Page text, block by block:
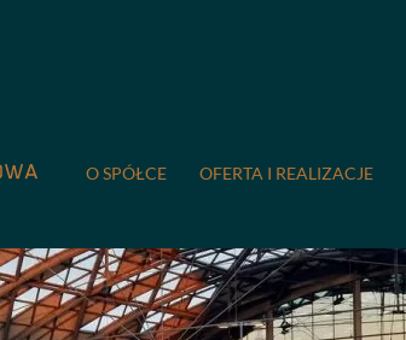
O SPÓŁCE OFERTA I REALIZACJE